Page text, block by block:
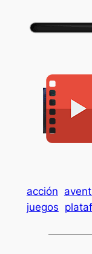
acción
juegos